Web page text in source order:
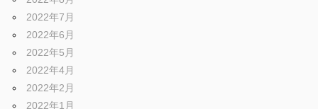
2022年7月
2022年6月
2022年5月
2022年4月
2022年2月
2022年1月